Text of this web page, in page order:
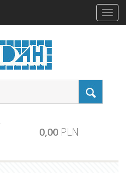
0,00PLN